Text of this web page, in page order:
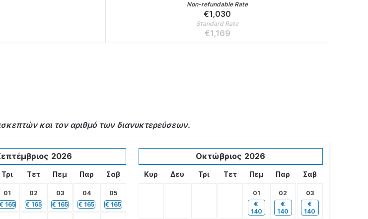
Non-refundable Rate
€1,030
Standard Rate
€1,169
και τον αριθμό των διανυκτερεύσεων.
2026
Τρι Τετ Πεμ Παρ Σαβ
01
165
02
€ 165
03
€ 165
04
€ 165
05
€ 165
Οκτώβριος 2026
Κυρ Δευ Τρι Τετ Πεμ Παρ Σαβ
01
€
140
02
€
140
03
€
140